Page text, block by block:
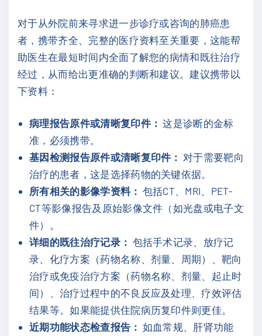
对于从外院前来寻求进一步诊疗或咨询的肺癌患
者，携带齐全、完整的医疗资料至关重要，这能帮
助医生在最短时间内全面了解您的病情和既往治疗
经过，从而给出更准确的判断和建议。建议携带以
下资料：
病理报告原件或清晰复印件： 这是诊断的金标
准，必须携带。
基因检测报告原件或清晰复印件： 对于需要靶向
治疗的患者，这是选择药物的关键依据。
所有相关的影像学资料： 包括CT、MRI、PET-
CT等影像报告及原始影像文件（如光盘或电子文
件）。
详细的既往治疗记录： 包括手术记录、放疗记
录、化疗方案（药物名称、剂量、周期）、靶向
治疗或免疫治疗方案（药物名称、剂量、起止时
间）、治疗过程中的不良反应及处理、疗效评估
结果等。如果能提供住院病历复印件则更佳。
近期功能状态检查报告： 如血常规、肝肾功能